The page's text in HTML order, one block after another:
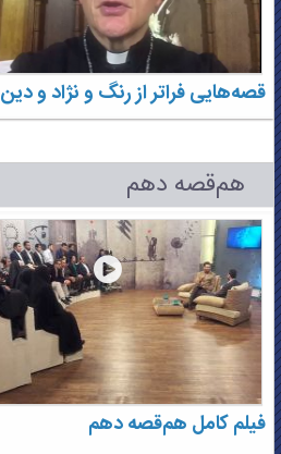
قصه‌هایی فراتر از رنگ و نژاد و دین
هم‌قصه دهم
فیلم کامل هم‌قصه دهم